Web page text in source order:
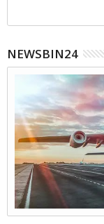
NEWSBIN24